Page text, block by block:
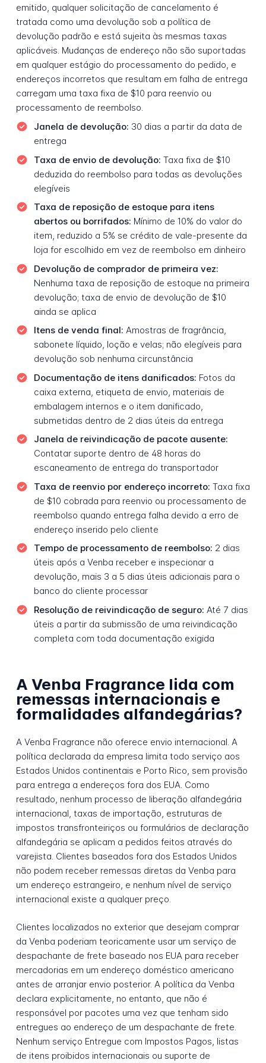
emitido, qualquer solicitação de cancelamento é
tratada como uma devolução sob a política de
devolução padrão e está sujeita às mesmas taxas
aplicáveis. Mudanças de endereço não são suportadas
em qualquer estágio do processamento do pedido, e
endereços incorretos que resultam em falha de entrega
carregam uma taxa fixa de $10 para reenvio ou
processamento de reembolso.
Janela de devolução: 30 dias a partir da data de
entrega
Taxa de envio de devolução: Taxa fixa de $10
deduzida do reembolso para todas as devoluções
elegíveis
Taxa de reposição de estoque para itens
abertos ou borrifados: Mínimo de 10% do valor do
item, reduzido a 5% se crédito de vale-presente da
loja for escolhido em vez de reembolso em dinheiro
Devolução de comprador de primeira vez:
Nenhuma taxa de reposição de estoque na primeira
devolução; taxa de envio de devolução de $10
ainda se aplica
Itens de venda final: Amostras de fragrância,
sabonete líquido, loção e velas; não elegíveis para
devolução sob nenhuma circunstância
Documentação de itens danificados: Fotos da
caixa externa, etiqueta de envio, materiais de
embalagem internos e o item danificado,
submetidas dentro de 2 dias úteis da entrega
Janela de reivindicação de pacote ausente:
Contatar suporte dentro de 48 horas do
escaneamento de entrega do transportador
Taxa de reenvio por endereço incorreto: Taxa fixa
de $10 cobrada para reenvio ou processamento de
reembolso quando entrega falha devido a erro de
endereço inserido pelo cliente
Tempo de processamento de reembolso: 2 dias
úteis após a Venba receber e inspecionar a
devolução, mais 3 a 5 dias úteis adicionais para o
banco do cliente processar
Resolução de reivindicação de seguro: Até 7 dias
úteis a partir da submissão de uma reivindicação
completa com toda documentação exigida
A Venba Fragrance lida com
remessas internacionais e
formalidades alfandegárias?
A Venba Fragrance não oferece envio internacional. A
política declarada da empresa limita todo serviço aos
Estados Unidos continentais e Porto Rico, sem provisão
para entrega a endereços fora dos EUA. Como
resultado, nenhum processo de liberação alfandegária
internacional, taxas de importação, estruturas de
impostos transfronteiriços ou formulários de declaração
alfandegária se aplicam a pedidos feitos através do
varejista. Clientes baseados fora dos Estados Unidos
não podem receber remessas diretas da Venba para
um endereço estrangeiro, e nenhum nível de serviço
internacional existe a qualquer preço.
Clientes localizados no exterior que desejam comprar
da Venba poderiam teoricamente usar um serviço de
despachante de frete baseado nos EUA para receber
mercadorias em um endereço doméstico americano
antes de arranjar envio posterior. A política da Venba
declara explicitamente, no entanto, que não é
responsável por pacotes uma vez que tenham sido
entregues ao endereço de um despachante de frete.
Nenhum serviço Entregue com Impostos Pagos, listas
de itens proibidos internacionais ou suporte de